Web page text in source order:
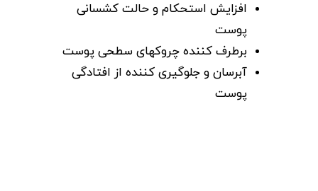
افزایش استحکام و حالت کشسانی
پوست
برطرف کننده چروکهای سطحی پوست
آبرسان و جلوگیری کننده از افتادگی
پوست